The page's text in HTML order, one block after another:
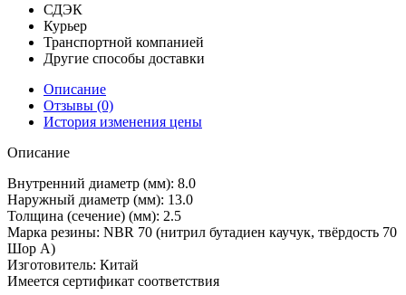
СДЭК
Курьер
Транспортной компанией
Другие способы доставки
Описание
Отзывы (0)
История изменения цены
Описание
Внутренний диаметр (мм): 8.0
Наружный диаметр (мм): 13.0
Толщина (сечение) (мм): 2.5
Марка резины: NBR 70 (нитрил бутадиен каучук, твёрдость 70
Шор А)
Изготовитель: Китай
Имеется сертификат соответствия